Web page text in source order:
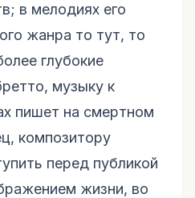
в мелодиях его
жанра то тут, то
глубокие
музыку к
пишет на смертном
композитору
перед публикой
жизни, во